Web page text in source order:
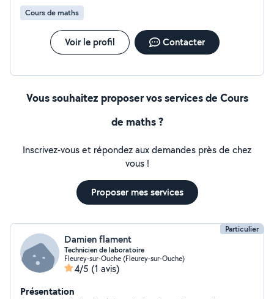
Cours de maths
Voir le profil Contacter
Vous souhaitez proposer vos services de Cours
de maths ?
Inscrivez-vous et répondez aux demandes près de chez
vous !
Proposer mes services
Particulier
Damien flament
Technicien de laboratoire
Fleurey-sur-Ouche (Fleurey-sur-Ouche)
4/5 (1 avis)
Présentation